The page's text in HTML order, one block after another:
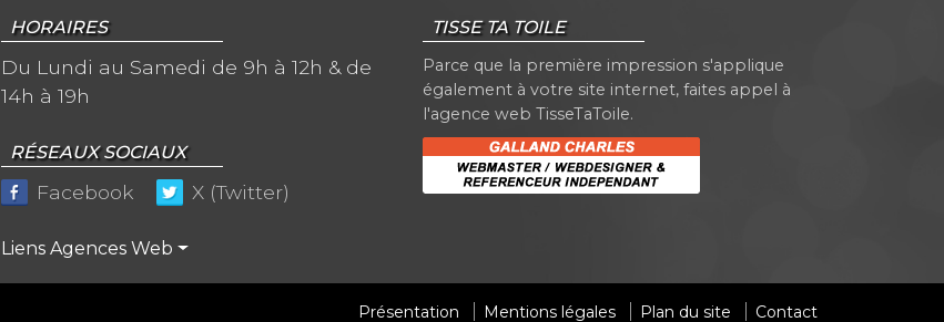
HORAIRES
Du Lundi au Samedi de 9h à 12h & de
14h à 19h
RÉSEAUX SOCIAUX
Facebook X (Twitter)
Liens Agences Web
TISSE TA TOILE
Parce que la première impression s'applique
également à votre site internet, faites appel à
l'agence web TisseTaToile.
Présentation Mentions légales Plan du site Contact